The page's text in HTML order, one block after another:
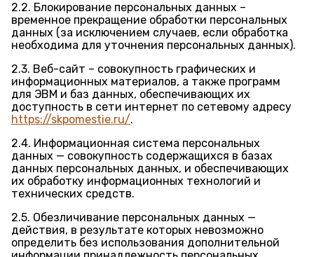
2.2. Блокирование персональных данных –
временное прекращение обработки персональных
данных (за исключением случаев, если обработка
необходима для уточнения персональных данных).
2.3. Веб-сайт – совокупность графических и
информационных материалов, а также программ
для ЭВМ и баз данных, обеспечивающих их
доступность в сети интернет по сетевому адресу
https://skpomestie.ru/.
2.4. Информационная система персональных
данных — совокупность содержащихся в базах
данных персональных данных, и обеспечивающих
их обработку информационных технологий и
технических средств.
2.5. Обезличивание персональных данных —
действия, в результате которых невозможно
определить без использования дополнительной